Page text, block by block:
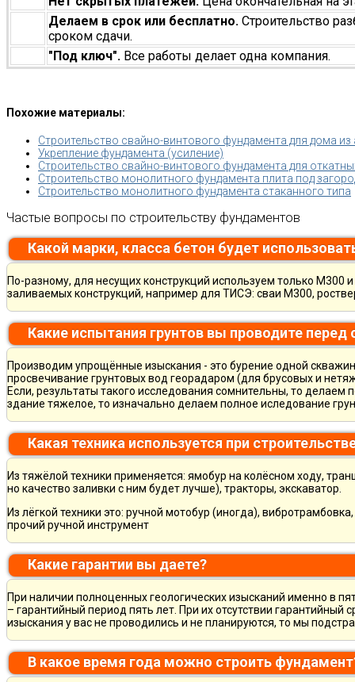
Делаем в срок или бесплатно. Строительство
сроком сдачи.
"Под ключ". Все работы делает одна компания.
Похожие материалы:
Строительство свайно-винтового фундамента для дома из
Укрепление фундамента (усиление)
Строительство свайно-винтового фундамента для
Строительство монолитного фундамента плита под
Строительство монолитного фундамента стаканного типа
Частые вопросы по строительству фундаментов
Какой марки, класса бетон будет
По-разному, для несущих конструкций используем только М300
заливаемых конструкций, например для ТИСЭ: сваи М300,
Какие испытания грунтов вы проводите перед
Производим упрощённые изыскания - это бурение одной
просвечивание грунтовых вод георадаром (для брусовых и
Если, результаты такого исследования сомнительны, то
здание тяжелое, то изначально делаем полное иследование
Какая техника используется при
Из тяжёлой техники применяется: ямобур на колёсном ходу,
но качество заливки с ним будет лучше), тракторы, экскаватор.
Из лёгкой техники это: ручной мотобур (иногда),
прочий ручной инструмент
Какие гарантии вы даете?
При наличии полноценных геологических изысканий именно в
– гарантийный период пять лет. При их отсутствии гарантийный
изыскания у вас не проводились и не планируются, то мы
В какое время года можно строить